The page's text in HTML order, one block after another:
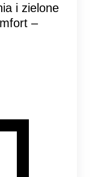
i zielone
–